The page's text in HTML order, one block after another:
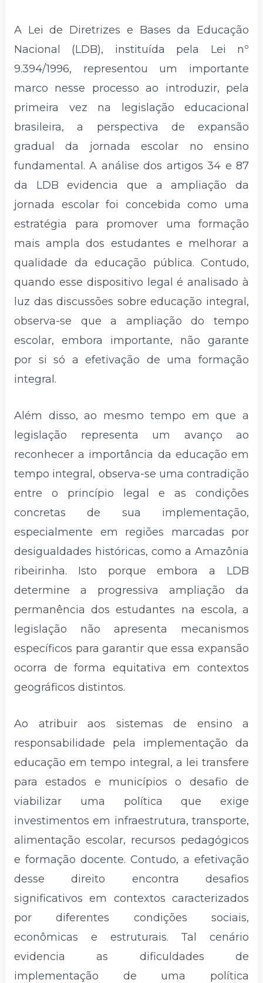
A Lei de Diretrizes e Bases da Educação
Nacional (LDB), instituída pela Lei nº
9.394/1996, representou um importante
marco nesse processo ao introduzir, pela
primeira vez na legislação educacional
brasileira, a perspectiva de expansão
gradual da jornada escolar no ensino
fundamental. A análise dos artigos 34 e 87
da LDB evidencia que a ampliação da
jornada escolar foi concebida como uma
estratégia para promover uma formação
mais ampla dos estudantes e melhorar a
qualidade da educação pública. Contudo,
quando esse dispositivo legal é analisado à
luz das discussões sobre educação integral,
observa-se que a ampliação do tempo
escolar, embora importante, não garante
por si só a efetivação de uma formação
integral.
Além disso, ao mesmo tempo em que a
legislação representa um avanço ao
reconhecer a importância da educação em
tempo integral, observa-se uma contradição
entre o princípio legal e as condições
concretas de sua implementação,
especialmente em regiões marcadas por
desigualdades históricas, como a Amazônia
ribeirinha. Isto porque embora a LDB
determine a progressiva ampliação da
permanência dos estudantes na escola, a
legislação não apresenta mecanismos
específicos para garantir que essa expansão
ocorra de forma equitativa em contextos
geográficos distintos.
Ao atribuir aos sistemas de ensino a
responsabilidade pela implementação da
educação em tempo integral, a lei transfere
para estados e municípios o desafio de
viabilizar uma política que exige
investimentos em infraestrutura, transporte,
alimentação escolar, recursos pedagógicos
e formação docente. Contudo, a efetivação
desse direito encontra desafios
significativos em contextos caracterizados
por diferentes condições sociais,
econômicas e estruturais. Tal cenário
evidencia as dificuldades de
implementação de uma política